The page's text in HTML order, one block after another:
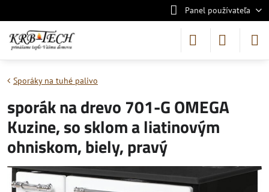
Panel používateľa
Sporáky na tuhé palivo
sporák na drevo 701-G OMEGA
Kuzine, so sklom a liatinovým
ohniskom, biely, pravý